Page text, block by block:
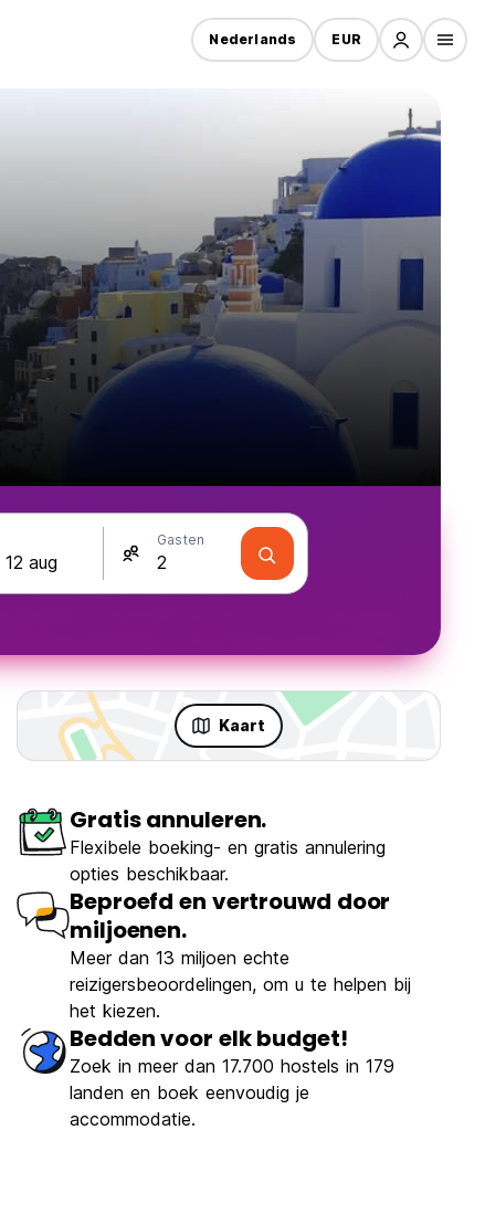
Nederlands EUR
Gasten
Kaart
Gratis annuleren.
Flexibele boeking- en gratis annulering
opties beschikbaar.
Beproefd en vertrouwd door
miljoenen.
Meer dan 13 miljoen echte
reizigersbeoordelingen, om u te helpen bij
het kiezen.
Bedden voor elk budget!
Zoek in meer dan 17.700 hostels in 179
landen en boek eenvoudig je
accommodatie.